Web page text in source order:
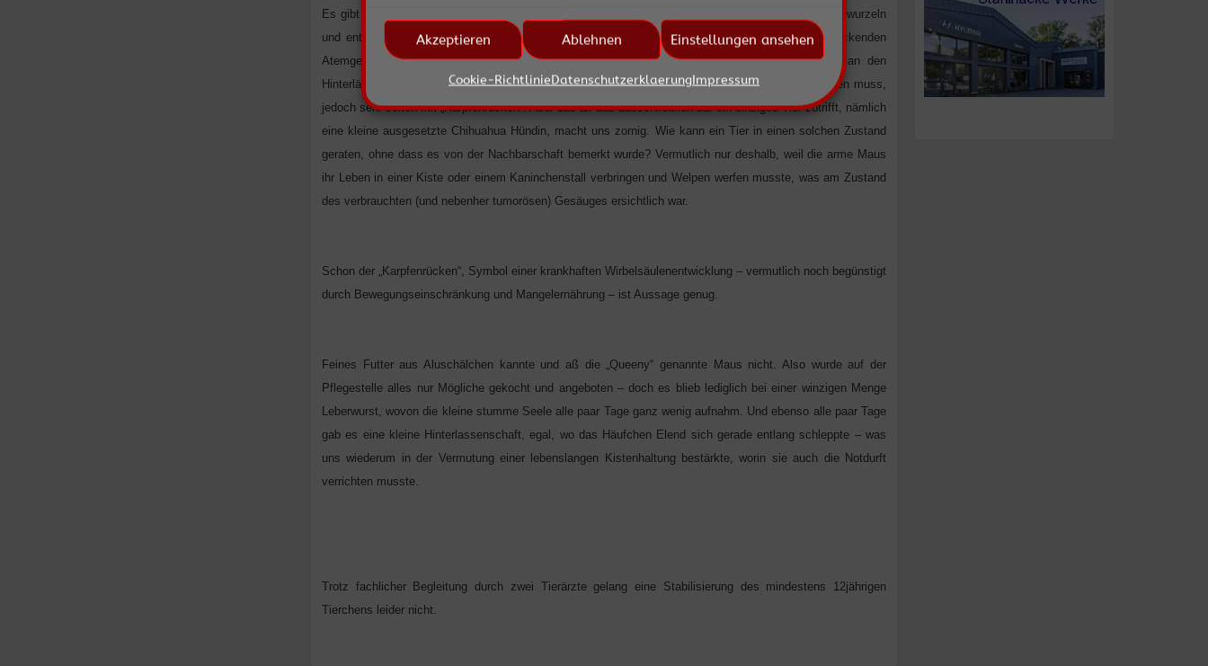
Akzeptieren Ablehnen Einstellungen ansehen
Cookie-RichtlinieDatenschutzerklaerungImpressum
Es gibt Tiere, die krank bzw. behandlungsbedürftig bei uns ankommen; sei es mit entzündete Zahnwurzeln
und entsprechenden Schmerzen, Läsionen an den Ohren, Mamatumoren, mit Grauem Star, knackenden
Atemgeräuschen, schuppiger Haut plus großen kahlen Bereichen, mangelnder Beinmuskulatur an den
Hinterläufen, oder auch mal so stark Untergewichtig, das die Diagnose „kachektisch“ gestellt werden muss,
jedoch sehr selten mit „Karpfenrücken“. Aber das all das ausschließlich auf ein einziges Tier zutrifft, nämlich
eine kleine ausgesetzte Chihuahua Hündin, macht uns zornig. Wie kann ein Tier in einen solchen Zustand
geraten, ohne dass es von der Nachbarschaft bemerkt wurde? Vermutlich nur deshalb, weil die arme Maus
ihr Leben in einer Kiste oder einem Kaninchenstall verbringen und Welpen werfen musste, was am Zustand
des verbrauchten (und nebenher tumorösen) Gesäuges ersichtlich war.
Schon der „Karpfenrücken“, Symbol einer krankhaften Wirbelsäulenentwicklung – vermutlich noch begünstigt
durch Bewegungseinschränkung und Mangelernährung – ist Aussage genug.
Feines Futter aus Aluschälchen kannte und aß die „Queeny“ genannte Maus nicht. Also wurde auf der
Pflegestelle alles nur Mögliche gekocht und angeboten – doch es blieb lediglich bei einer winzigen Menge
Leberwurst, wovon die kleine stumme Seele alle paar Tage ganz wenig aufnahm. Und ebenso alle paar Tage
gab es eine kleine Hinterlassenschaft, egal, wo das Häufchen Elend sich gerade entlang schleppte – was
uns wiederum in der Vermutung einer lebenslangen Kistenhaltung bestärkte, worin sie auch die Notdurft
verrichten musste.
Trotz fachlicher Begleitung durch zwei Tierärzte gelang eine Stabilisierung des mindestens 12jährigen
Tierchens leider nicht.